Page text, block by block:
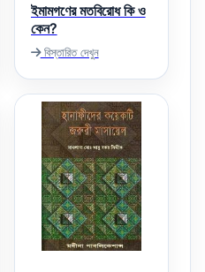
ইমামগণের মতবিরোধ কি ও
কেন?
বিস্তারিত দেখুন